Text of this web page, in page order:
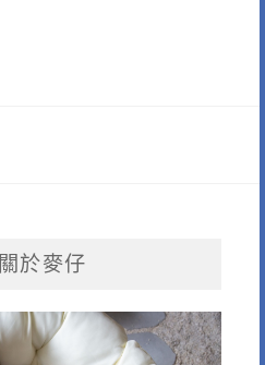
關於麥仔